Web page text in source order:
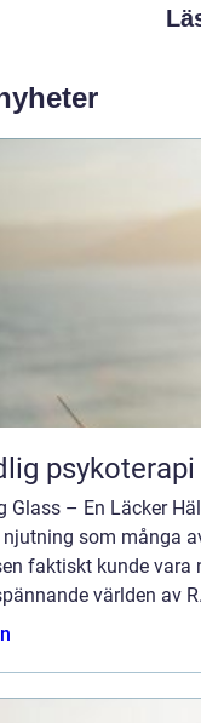
Glass – En Läcker
njutning som många
faktiskt kunde vara
världen av